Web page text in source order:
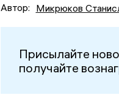
Автор: Микрюков
Присылайте
получайте